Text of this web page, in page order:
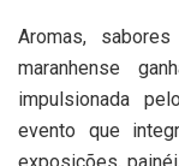
Aromas,
maranhense
impulsionada
evento que